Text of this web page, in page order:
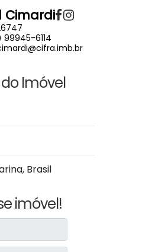
Cimardi
6114
Imóvel
Brasil
imóvel!